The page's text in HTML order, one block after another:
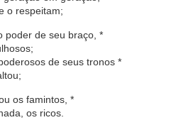
o respeitam;
poder de seu braço, *
de seus tronos *
os famintos, *
os ricos.